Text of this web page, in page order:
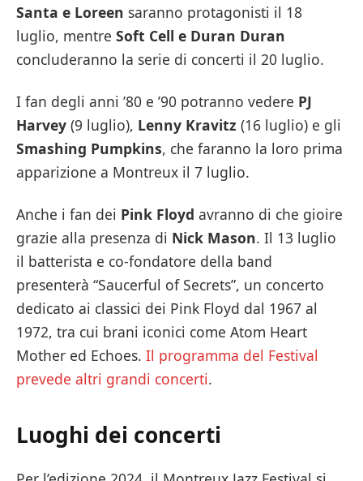
Santa e Loreen saranno protagonisti il 18
luglio, mentre Soft Cell e Duran Duran
concluderanno la serie di concerti il 20 luglio.
I fan degli anni ’80 e ’90 potranno vedere PJ
Harvey (9 luglio), Lenny Kravitz (16 luglio) e gli
Smashing Pumpkins, che faranno la loro prima
apparizione a Montreux il 7 luglio.
Anche i fan dei Pink Floyd avranno di che gioire
grazie alla presenza di Nick Mason. Il 13 luglio
il batterista e co-fondatore della band
presenterà “Saucerful of Secrets”, un concerto
dedicato ai classici dei Pink Floyd dal 1967 al
1972, tra cui brani iconici come Atom Heart
Mother ed Echoes. Il programma del Festival
prevede altri grandi concerti.
Luoghi dei concerti